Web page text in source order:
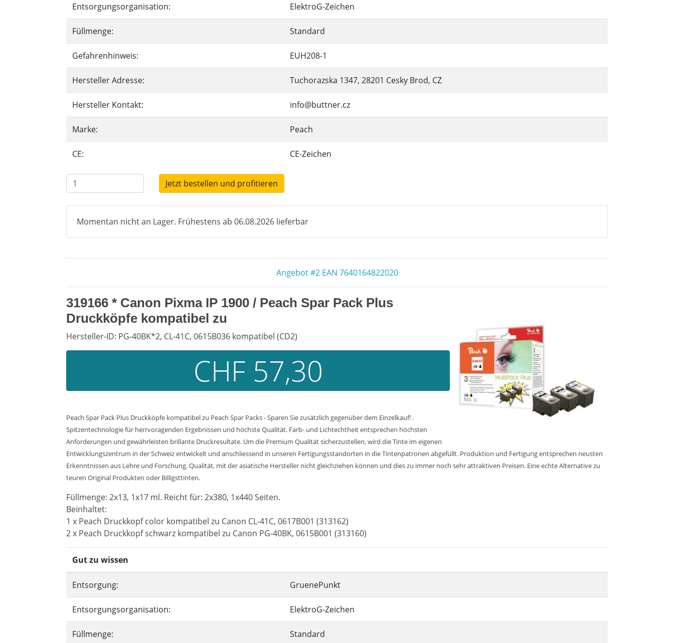
Entsorgungsorganisation: ElektroG-Zeichen
Füllmenge: Standard
Gefahrenhinweis: EUH208-1
Hersteller Adresse: Tuchorazska 1347, 28201 Cesky Brod, CZ
Hersteller Kontakt: info@buttner.cz
Marke: Peach
CE: CE-Zeichen
Jetzt bestellen und profitieren
Momentan nicht an Lager. Frühestens ab 06.08.2026 lieferbar
Angebot #2 EAN 7640164822020
319166 * Canon Pixma IP 1900 / Peach Spar Pack Plus
Druckköpfe kompatibel zu
Hersteller-ID: PG-40BK*2, CL-41C, 0615B036 kompatibel (CD2)
CHF 57,30
Peach Spar Pack Plus Druckköpfe kompatibel zu Peach Spar Packs - Sparen Sie zusätzlich gegenüber dem Einzelkauf! .
Spitzentechnologie für herrvoragenden Ergebnissen und höchste Qualität. Farb- und Lichtechtheit entsprechen höchsten
Anforderungen und gewährleisten brillante Druckresultate. Um die Premium Qualität sicherzustellen, wird die Tinte im eigenen
Entwicklungszentrum in der Schweiz entwickelt und anschliessend in unseren Fertigungsstandorten in die Tintenpatronen abgefüllt. Produktion und Fertigung entsprechen neusten
Erkenntnissen aus Lehre und Forschung. Qualität, mit der asiatische Hersteller nicht gleichziehen können und dies zu immer noch sehr attraktiven Preisen. Eine echte Alternative zu
teuren Original Produkten oder Billigsttinten.
Füllmenge: 2x13, 1x17 ml. Reicht für: 2x380, 1x440 Seiten.
Beinhaltet:
1 x Peach Druckkopf color kompatibel zu Canon CL-41C, 0617B001 (313162)
2 x Peach Druckkopf schwarz kompatibel zu Canon PG-40BK, 0615B001 (313160)
Gut zu wissen
Entsorgung: GruenePunkt
Entsorgungsorganisation: ElektroG-Zeichen
Füllmenge: Standard